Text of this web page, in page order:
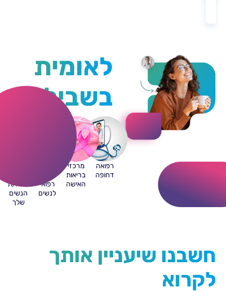
לאומית
בשבילך!
רפואה
דחופה
מרכזי
בריאות
האישה
רפואי
לנשים
רופא/ת
הנשים
שלך
חשבנו שיעניין אותך
לקרוא